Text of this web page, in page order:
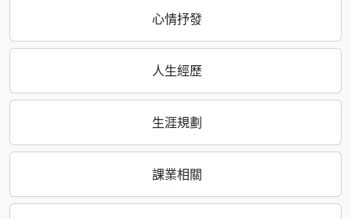
心情抒發
人生經歷
生涯規劃
課業相關